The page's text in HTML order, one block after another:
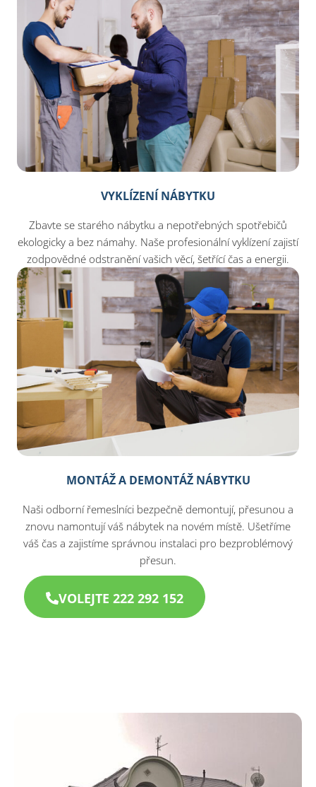
VYKLÍZENÍ NÁBYTKU
Zbavte se starého nábytku a nepotřebných spotřebičů
ekologicky a bez námahy. Naše profesionální vyklízení zajistí
zodpovědné odstranění vašich věcí, šetřící čas a energii.
MONTÁŽ A DEMONTÁŽ NÁBYTKU
Naši odborní řemeslníci bezpečně demontují, přesunou a
znovu namontují váš nábytek na novém místě. Ušetříme
váš čas a zajistíme správnou instalaci pro bezproblémový
přesun.
VOLEJTE 222 292 152